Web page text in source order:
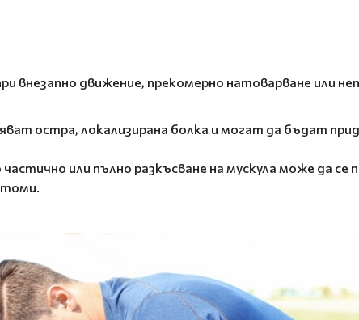
внезапно движение, прекомерно натоварване или
остра, локализирана болка и могат да бъдат
или пълно разкъсване на мускула може да се